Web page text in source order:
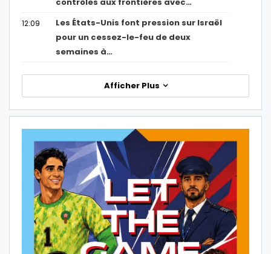
12:09
Les États-Unis font pression sur Israël
pour un cessez-le-feu de deux
semaines à…
Afficher Plus